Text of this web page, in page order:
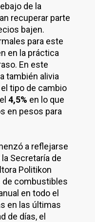
de la
recuperar parte
bajen.
para este
en la práctica
En este
también alivia
tipo de cambio
4,5% en lo que
en pesos para
a reflejarse
Secretaría de
Politikon
de combustibles
en todo el
en las últimas
de días, el